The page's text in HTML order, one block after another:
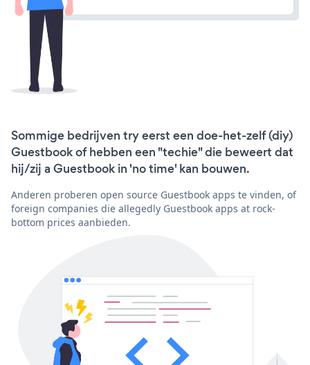
Sommige bedrijven try eerst een doe-het-zelf (diy)
Guestbook of hebben een "techie" die beweert dat
hij/zij a Guestbook in 'no time' kan bouwen.
Anderen proberen open source Guestbook apps te vinden, of
foreign companies die allegedly Guestbook apps at rock-
bottom prices aanbieden.